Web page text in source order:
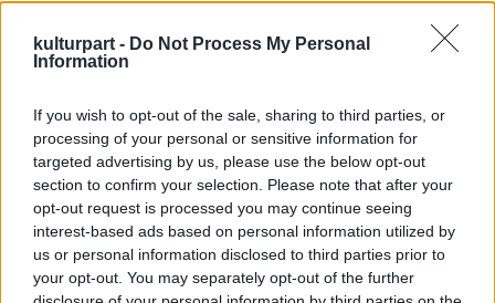
kulturpart - Do Not Process My Personal
Information
If you wish to opt-out of the sale, sharing to third parties, or
processing of your personal or sensitive information for
targeted advertising by us, please use the below opt-out
section to confirm your selection. Please note that after your
opt-out request is processed you may continue seeing
interest-based ads based on personal information utilized by
us or personal information disclosed to third parties prior to
your opt-out. You may separately opt-out of the further
közös munkát. „Készül a VHK-film is,
A dobos számára az utazás pénzkereset és
életforma volt: az utóbbi 15 évben gyakran
utazott Délkelet-Ázsiába, ahol mindig hosszú
időt töltött – emlékezett Grandpierre Atilla.
Mint a halálhírt vasárnap éjjel közreadó